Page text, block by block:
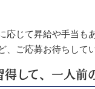
応じて昇給や手当も
ご応募お待ちして
して、一人前